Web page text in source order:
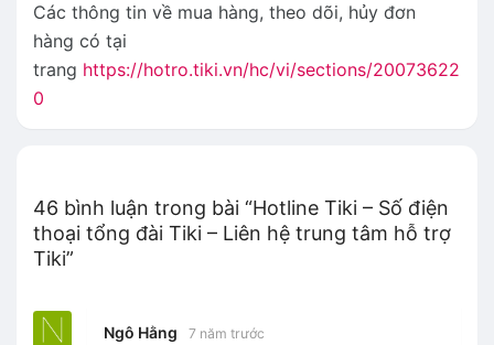
Các thông tin về mua hàng, theo dõi, hủy đơn
hàng có tại
trang https://hotro.tiki.vn/hc/vi/sections/20073622
0
46 bình luận trong bài “Hotline Tiki – Số điện
thoại tổng đài Tiki – Liên hệ trung tâm hỗ trợ
Tiki”
Ngô Hằng 7 năm trước